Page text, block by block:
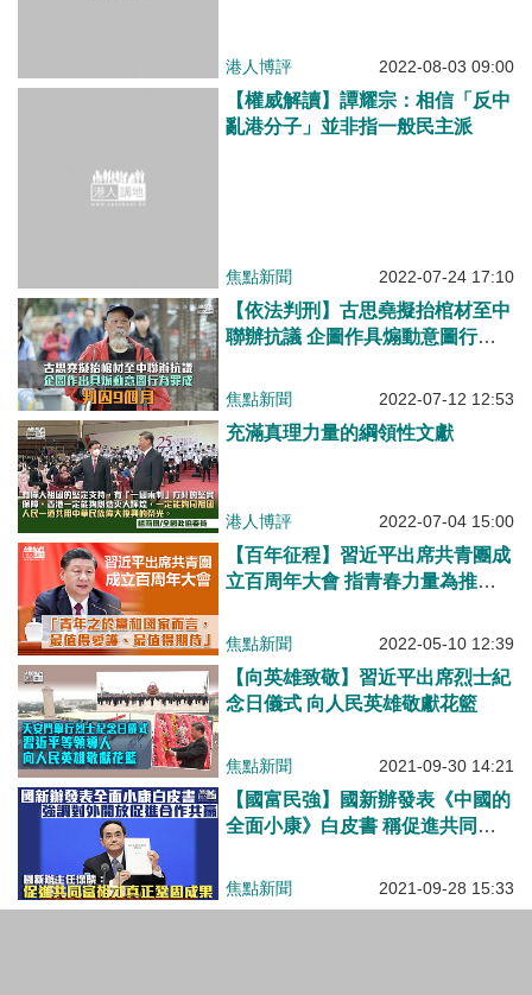
港人博評 2022-08-03 09:00
【權威解讀】譚耀宗：相信「反中
亂港分子」並非指一般民主派
焦點新聞 2022-07-24 17:10
【依法判刑】古思堯擬抬棺材至中
聯辦抗議 企圖作具煽動意圖行為
焦點新聞 2022-07-12 12:53
充滿真理力量的綱領性文獻
港人博評 2022-07-04 15:00
【百年征程】習近平出席共青團成
立百周年大會 指青春力量為推動
護與期待
焦點新聞 2022-05-10 12:39
【向英雄致敬】習近平出席烈士紀
念日儀式 向人民英雄敬獻花籃
焦點新聞 2021-09-30 14:21
【國富民強】國新辦發表《中國的
全面小康》白皮書 稱促進共同富
焦點新聞 2021-09-28 15:33